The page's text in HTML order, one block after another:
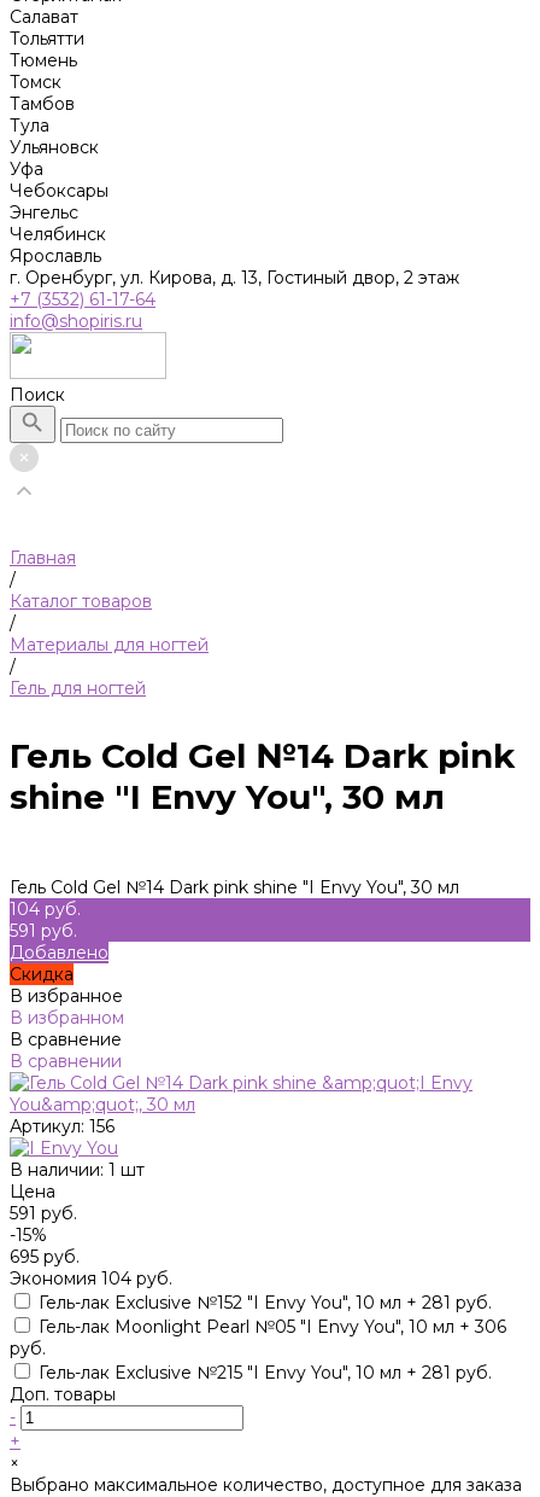
Салават
Тольятти
Тюмень
Томск
Тамбов
Тула
Ульяновск
Уфа
Чебоксары
Энгельс
Челябинск
Ярославль
г. Оренбург, ул. Кирова, д. 13, Гостиный двор, 2 этаж
+7 (3532) 61-17-64
info@shopiris.ru
Поиск
Главная
/
Каталог товаров
/
Материалы для ногтей
/
Гель для ногтей
Гель Cold Gel №14 Dark pink
shine "I Envy You", 30 мл
Гель Cold Gel №14 Dark pink shine "I Envy You", 30 мл
104 руб.
591 руб.
Добавлено
Скидка
В избранное
В избранном
В сравнение
В сравнении
Артикул: 156
В наличии: 1 шт
Цена
591 руб.
-15%
695 руб.
Экономия 104 руб.
Гель-лак Exclusive №152 "I Envy You", 10 мл + 281 руб.
Гель-лак Moonlight Pearl №05 "I Envy You", 10 мл + 306
руб.
Гель-лак Exclusive №215 "I Envy You", 10 мл + 281 руб.
Доп. товары
-
+
×
Выбрано максимальное количество, доступное для заказа